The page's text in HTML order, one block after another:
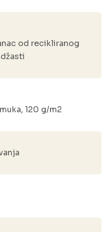
od recikliranog
120 g/m2